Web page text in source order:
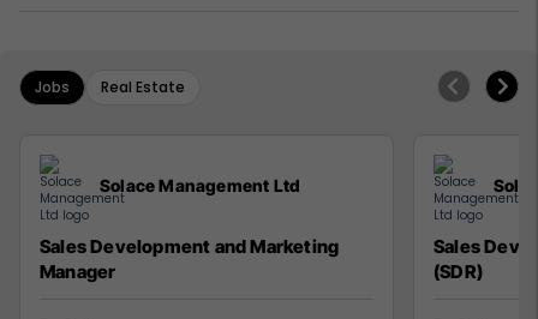
Jobs Real Estate
Solace Management Ltd
Sales Development and Marketing
Manager
Sales
(SDR)